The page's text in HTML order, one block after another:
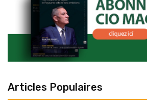
Articles Populaires